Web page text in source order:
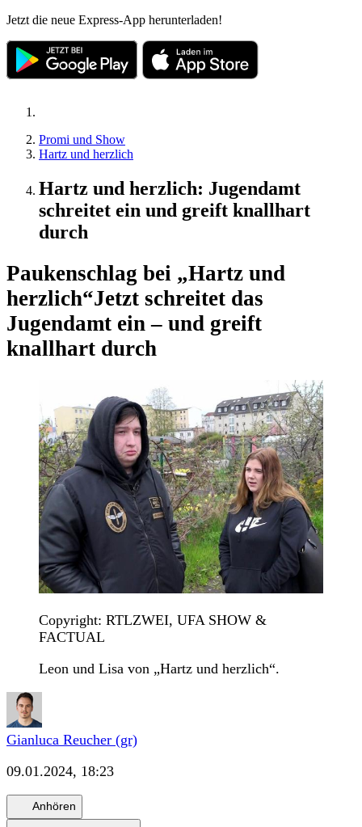
Jetzt die neue Express-App herunterladen!
Promi und Show
Hartz und herzlich
Hartz und herzlich: Jugendamt
schreitet ein und greift knallhart
durch
Paukenschlag bei „Hartz und
herzlich“Jetzt schreitet das
Jugendamt ein – und greift
knallhart durch
Copyright: RTLZWEI, UFA SHOW &
FACTUAL
Leon und Lisa von „Hartz und herzlich“.
Gianluca Reucher (gr)
09.01.2024, 18:23
Anhören